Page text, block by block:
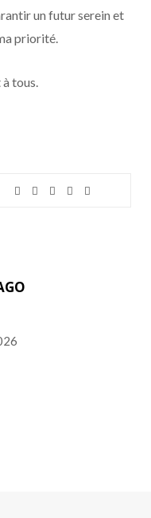
un futur serein et
priorité.
à tous.